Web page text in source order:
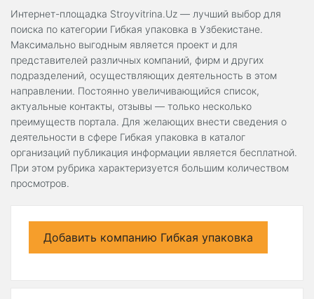
Интернет-площадка Stroyvitrina.Uz — лучший выбор для
поиска по категории Гибкая упаковка в Узбекистане.
Максимально выгодным является проект и для
представителей различных компаний, фирм и других
подразделений, осуществляющих деятельность в этом
направлении. Постоянно увеличивающийся список,
актуальные контакты, отзывы — только несколько
преимуществ портала. Для желающих внести сведения о
деятельности в сфере Гибкая упаковка в каталог
организаций публикация информации является бесплатной.
При этом рубрика характеризуется большим количеством
просмотров.
Добавить компанию Гибкая упаковка